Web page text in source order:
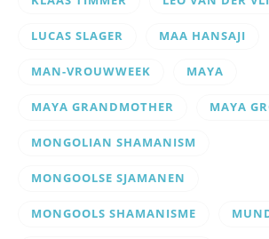
LUCAS SLAGER MAA HANSAJI
MAN-VROUWWEEK MAYA
MAYA GRANDMOTHER MAYA
MONGOLIAN SHAMANISM
MONGOOLSE SJAMANEN
MONGOOLS SHAMANISME